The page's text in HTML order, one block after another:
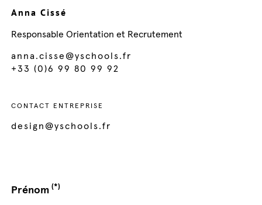
Anna Cissé
Responsable Orientation et Recrutement
anna.cisse@yschools.fr
+33 (0)6 99 80 99 92
CONTACT ENTREPRISE
design@yschools.fr
Prénom(*)